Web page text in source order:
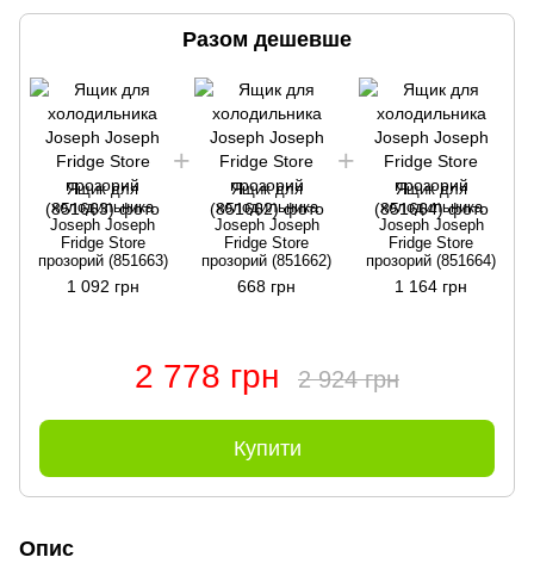
Разом дешевше
Ящик для
холодильника
Joseph Joseph
Fridge Store
прозорий (851663)
1 092 грн
Ящик для
холодильника
Joseph Joseph
Fridge Store
прозорий (851662)
668 грн
Ящик для
холодильника
Joseph Joseph
Fridge Store
прозорий (851664)
1 164 грн
2 778 грн 2 924 грн
Купити
Опис